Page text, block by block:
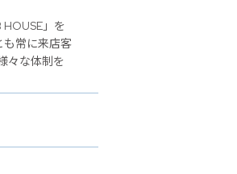
」を
常に来店客
々な体制を